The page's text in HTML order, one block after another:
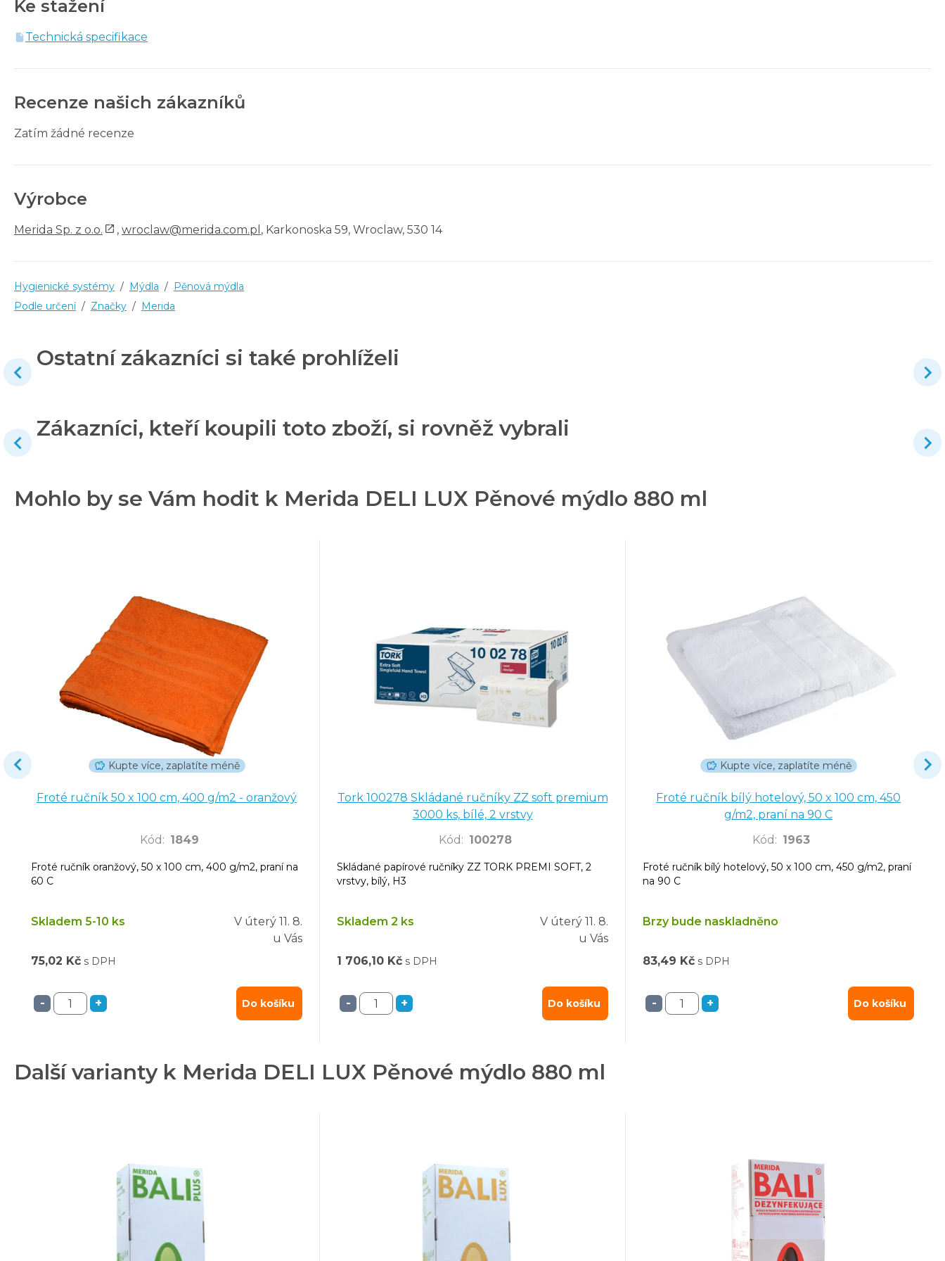
Ke stažení
Technická specifikace
Recenze našich zákazníků
Zatím žádné recenze
Výrobce
Merida Sp. z o.o. , wroclaw@merida.com.pl , Karkonoska 59, Wroclaw, 530 14
Hygienické systémy / Mýdla / Pěnová mýdla
Podle určení / Značky / Merida
Ostatní zákazníci si také prohlíželi
Zákazníci, kteří koupili toto zboží, si rovněž vybrali
Mohlo by se Vám hodit k Merida DELI LUX Pěnové mýdlo 880 ml
Kupte více, zaplatíte méně
Froté ručník 50 x 100 cm, 400 g/m2 - oranžový
Kód : 1849
Froté ručník oranžový, 50 x 100 cm, 400 g/m2, praní na
60 C
Skladem 5-10 ks V úterý 11. 8.
u Vás
75,02 Kč s DPH
- + Do košíku
Tork 100278 Skládané ručníky ZZ soft premium
3000 ks, bílé, 2 vrstvy
Kód : 100278
Skládané papírové ručníky ZZ TORK PREMI SOFT, 2
vrstvy, bílý, H3
Skladem 2 ks V úterý 11. 8.
u Vás
1 706,10 Kč s DPH
- + Do košíku
Kupte více, zaplatíte méně
Froté ručník bílý hotelový, 50 x 100 cm, 450
g/m2, praní na 90 C
Kód : 1963
Froté ručník bílý hotelový, 50 x 100 cm, 450 g/m2, praní
na 90 C
Brzy bude naskladněno
83,49 Kč s DPH
- + Do košíku
Další varianty k Merida DELI LUX Pěnové mýdlo 880 ml